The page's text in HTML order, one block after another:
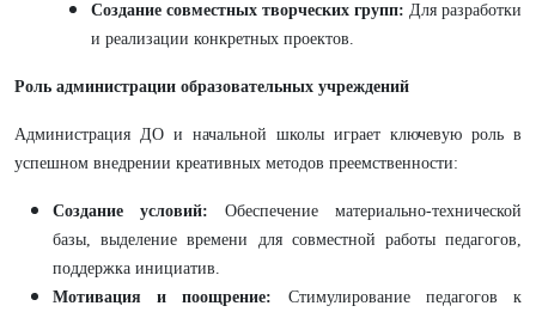
Создание совместных творческих групп: Для разработки
и реализации конкретных проектов.
Роль администрации образовательных учреждений
Администрация ДО и начальной школы играет ключевую роль в
успешном внедрении креативных методов преемственности:
Создание условий: Обеспечение материально-технической
базы, выделение времени для совместной работы педагогов,
поддержка инициатив.
Мотивация и поощрение: Стимулирование педагогов к